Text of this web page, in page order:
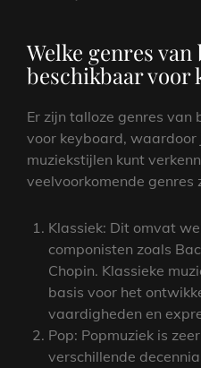
Welke genres
beschikbaar voor
Er zijn talloze genres van
voor keyboard, waardoor
muziekstijlen kunt
veelvoorkomende genres
Klassiek: Dit omvat
componisten zoals
Chopin. Klassieke
basis voor het
vaardigheden en
Pop: Popmuziek is
verschillende